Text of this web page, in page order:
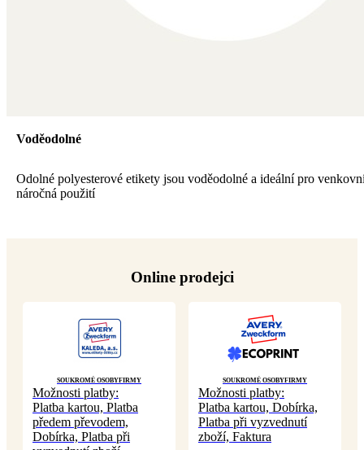
Voděodolné
Odolné polyesterové etikety jsou voděodolné a ideální pro
náročná použití
Online prodejci
Soukromé osobyFirmy
Možnosti platby:
Platba kartou, Platba
předem převodem,
Dobírka, Platba při
Soukromé osobyFirmy
Možnosti platby:
Platba kartou, Dobírka,
Platba při vyzvednutí
zboží, Faktura